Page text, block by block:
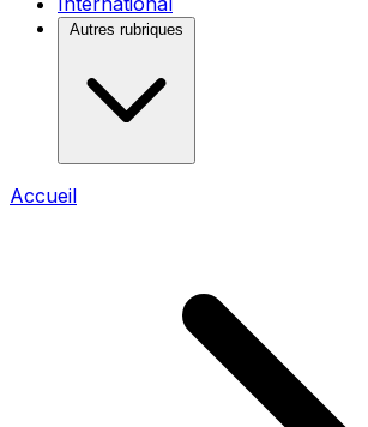
Autres rubriques
Accueil